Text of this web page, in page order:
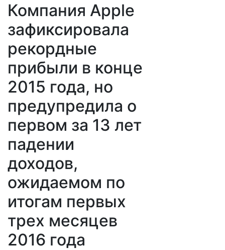
Компания Apple
зафиксировала
рекордные
прибыли в конце
2015 года, но
предупредила о
первом за 13 лет
падении
доходов,
ожидаемом по
итогам первых
трех месяцев
2016 года